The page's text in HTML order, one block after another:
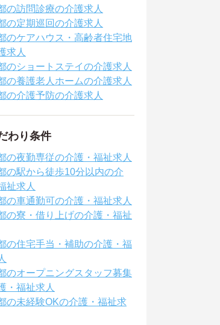
の訪問診療の介護求人
の定期巡回の介護求人
のケアハウス・高齢者住宅地
求人
のショートステイの介護求人
の養護老人ホームの介護求人
の介護予防の介護求人
わり条件
の夜勤専従の介護・福祉求人
の駅から徒歩10分以内の介
祉求人
の車通勤可の介護・福祉求人
の寮・借り上げの介護・福祉
の住宅手当・補助の介護・福
のオープニングスタッフ募集
・福祉求人
の未経験OKの介護・福祉求